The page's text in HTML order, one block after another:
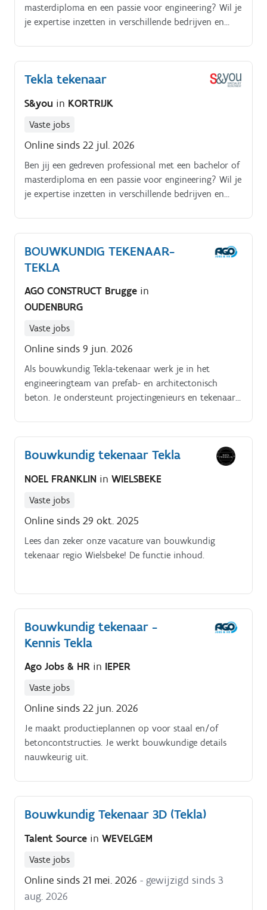
masterdiploma en een passie voor engineering? Wil je
je expertise inzetten in verschillende bedrijven en
Tekla tekenaar
S&you in KORTRIJK
Vaste jobs
Online sinds 22 jul. 2026
Ben jij een gedreven professional met een bachelor of
masterdiploma en een passie voor engineering? Wil je
je expertise inzetten in verschillende bedrijven en
BOUWKUNDIG TEKENAAR-
TEKLA
AGO CONSTRUCT Brugge in
OUDENBURG
Vaste jobs
Online sinds 9 jun. 2026
Als bouwkundig Tekla-tekenaar werk je in het
engineeringteam van prefab- en architectonisch
beton. Je ondersteunt projectingenieurs en tekenaars
zoals balkons, gevelpanelen en maatwerkstructuren.
Je werkt met 3D-modellering in Tekla, verzorgt
gegevens in het ERP-systeem. Door opleiding en
begeleiding kun je doorgroeien naar zelfstandig
Bouwkundig tekenaar Tekla
NOEL FRANKLIN in WIELSBEKE
Vaste jobs
Online sinds 29 okt. 2025
Lees dan zeker onze vacature van bouwkundig
tekenaar regio Wielsbeke! De functie inhoud.
Bouwkundig tekenaar -
Kennis Tekla
Ago Jobs & HR in IEPER
Vaste jobs
Online sinds 22 jun. 2026
Je maakt productieplannen op voor staal en/of
betoncontstructies. Je werkt bouwkundige details
nauwkeurig uit.
Bouwkundig Tekenaar 3D (Tekla)
Talent Source in WEVELGEM
Vaste jobs
Online sinds 21 mei. 2026 - gewijzigd sinds 3
aug. 2026